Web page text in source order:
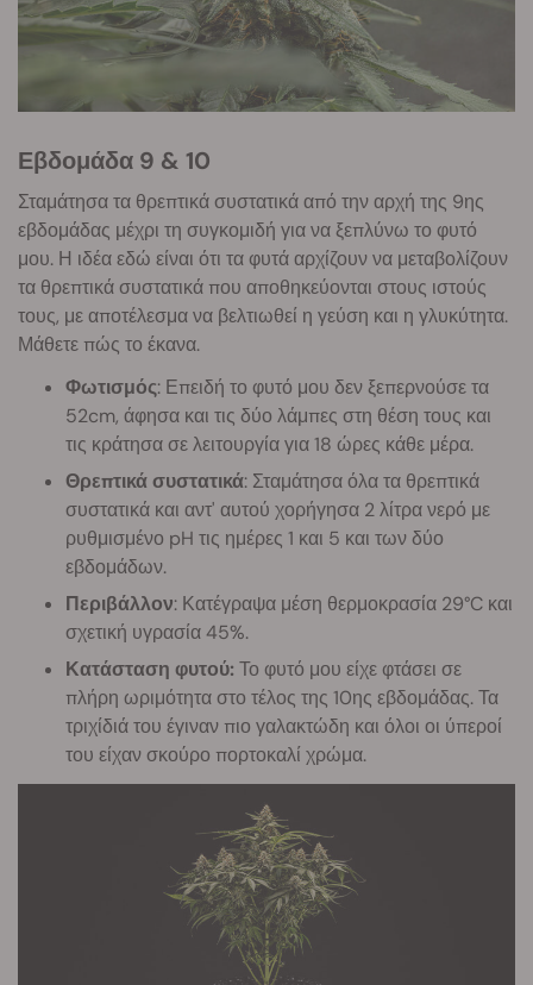
Εβδομάδα 9 & 10
Σταμάτησα τα θρεπτικά συστατικά από την αρχή της 9ης
εβδομάδας μέχρι τη συγκομιδή για να ξεπλύνω το φυτό
μου. Η ιδέα εδώ είναι ότι τα φυτά αρχίζουν να μεταβολίζουν
τα θρεπτικά συστατικά που αποθηκεύονται στους ιστούς
τους, με αποτέλεσμα να βελτιωθεί η γεύση και η γλυκύτητα.
Μάθετε πώς το έκανα.
Φωτισμός: Επειδή το φυτό μου δεν ξεπερνούσε τα
52cm, άφησα και τις δύο λάμπες στη θέση τους και
τις κράτησα σε λειτουργία για 18 ώρες κάθε μέρα.
Θρεπτικά συστατικά: Σταμάτησα όλα τα θρεπτικά
συστατικά και αντ' αυτού χορήγησα 2 λίτρα νερό με
ρυθμισμένο pH τις ημέρες 1 και 5 και των δύο
εβδομάδων.
Περιβάλλον: Κατέγραψα μέση θερμοκρασία 29°C και
σχετική υγρασία 45%.
Κατάσταση φυτού: Το φυτό μου είχε φτάσει σε
πλήρη ωριμότητα στο τέλος της 10ης εβδομάδας. Τα
τριχίδιά του έγιναν πιο γαλακτώδη και όλοι οι ύπεροί
του είχαν σκούρο πορτοκαλί χρώμα.